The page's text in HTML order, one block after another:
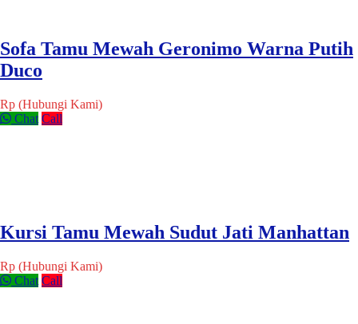
Sofa Tamu Mewah Geronimo Warna Putih
Duco
Rp (Hubungi Kami)
Chat Call
Kursi Tamu Mewah Sudut Jati Manhattan
Rp (Hubungi Kami)
Chat Call